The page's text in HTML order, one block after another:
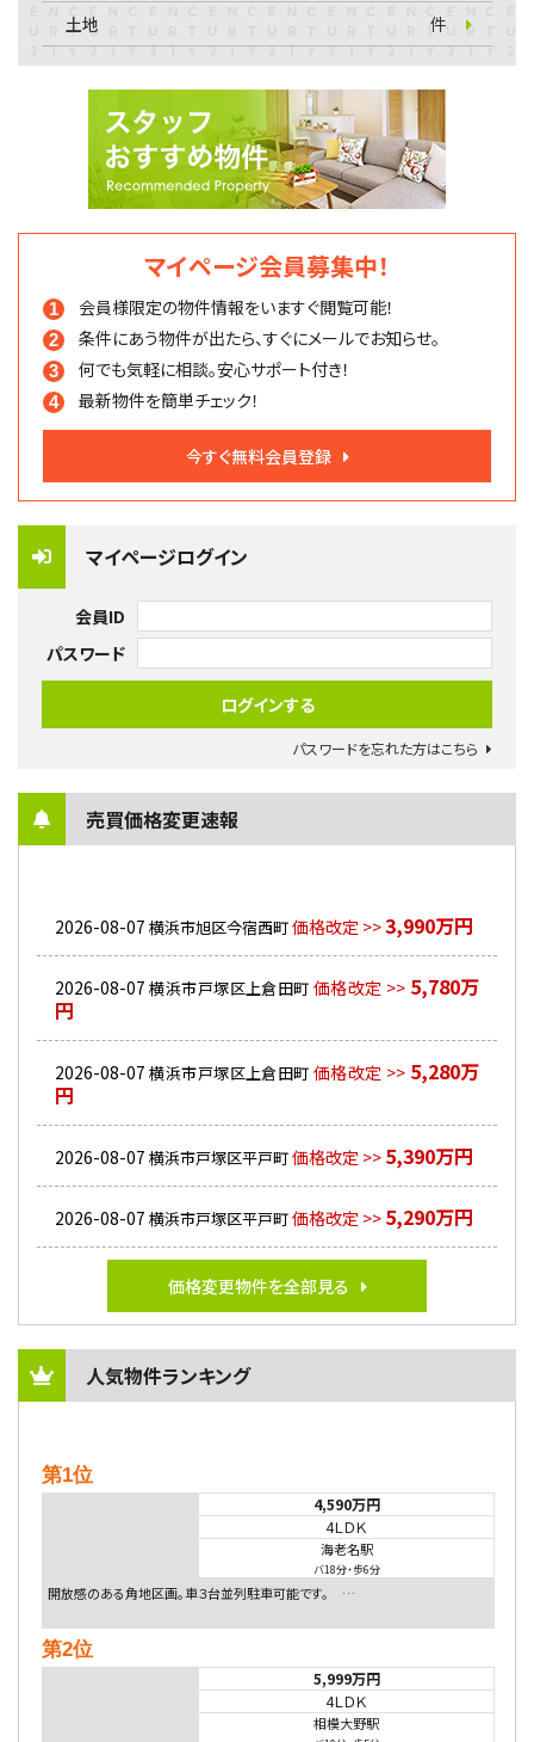
土地 件
マイページ会員募集中！
会員様限定の物件情報をいますぐ閲覧可能！
条件にあう物件が出たら、すぐにメールでお知らせ。
何でも気軽に相談。安心サポート付き！
最新物件を簡単チェック！
今すぐ無料会員登録
マイページログイン
会員ID
パスワード
パスワードを忘れた方はこちら
売買価格変更速報
2026-08-07 横浜市旭区今宿西町価格改定 >>3,990万円
2026-08-07 横浜市戸塚区上倉田町 価格改定 >> 5,780万
円
2026-08-07 横浜市戸塚区上倉田町 価格改定 >> 5,280万
円
2026-08-07 横浜市戸塚区平戸町価格改定 >> 5,390万円
2026-08-07 横浜市戸塚区平戸町価格改定 >> 5,290万円
価格変更物件を全部見る
人気物件ランキング
第1位
4,590万円
4ＬＤＫ
海老名駅
バ18分・歩6分
開放感のある角地区画。車３台並列駐車可能です。 …
第2位
5,999万円
4ＬＤＫ
相模大野駅